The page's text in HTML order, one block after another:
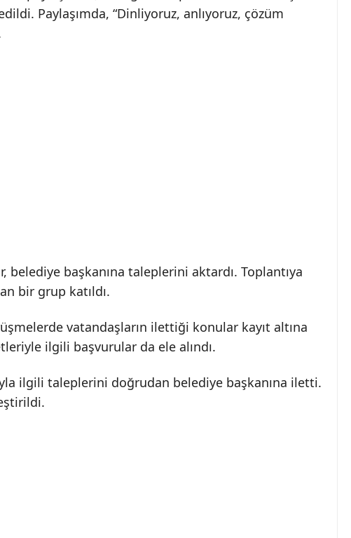
Paylaşımda, “Dinliyoruz, anlıyoruz, çözüm
belediye başkanına taleplerini aktardı. Toplantıya
bir grup katıldı.
vatandaşların ilettiği konular kayıt altına
ilgili başvurular da ele alındı.
ilgili taleplerini doğrudan belediye başkanına iletti.